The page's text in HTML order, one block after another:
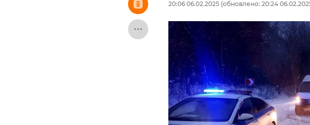
20:06 06.02.2025 (обновлено: 20:24